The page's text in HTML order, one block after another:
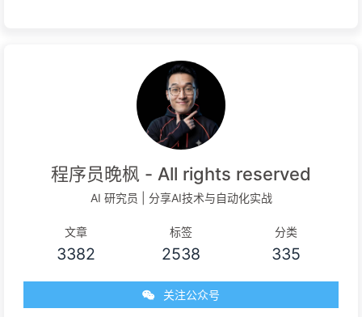
程序员晚枫 - All rights reserved
AI 研究员 | 分享AI技术与自动化实战
文章
3382
标签
2538
分类
335
关注公众号